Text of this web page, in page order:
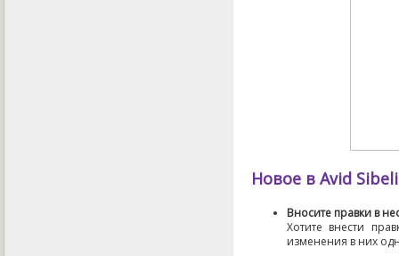
Новое в Avid
Вносите правки в
Хотите внести
изменения в них